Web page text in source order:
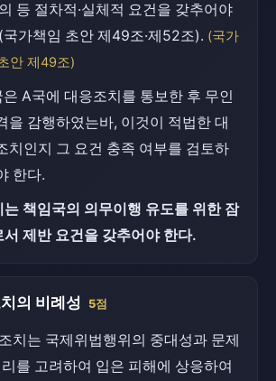
등 절차적·실체적 요건을 갖추어야
국가책임 초안 제49조·제52조). (국가
안 제49조)
은 A국에 대응조치를 통보한 후 무인
을 감행하였는바, 이것이 적법한 대
치인지 그 요건 충족 여부를 검토하
한다.
는 책임국의 의무이행 유도를 위한 잠
서 제반 요건을 갖추어야 한다.
의 비례성 5점
치는 국제위법행위의 중대성과 문제
를 고려하여 입은 피해에 상응하여